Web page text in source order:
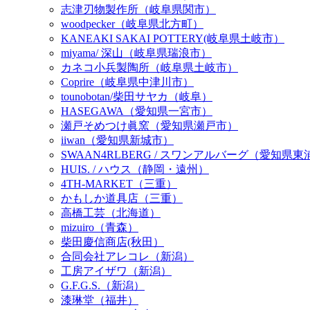
志津刃物製作所（岐阜県関市）
woodpecker（岐阜県北方町）
KANEAKI SAKAI POTTERY(岐阜県土岐市）
miyama/ 深山（岐阜県瑞浪市）
カネコ小兵製陶所（岐阜県土岐市）
Coprire（岐阜県中津川市）
tounobotan/柴田サヤカ（岐阜）
HASEGAWA（愛知県一宮市）
瀬戸そめつけ眞窯（愛知県瀬戸市）
iiwan（愛知県新城市）
SWAAN4RLBERG / スワンアルバーグ（愛知県東
HUIS. / ハウス（静岡・遠州）
4TH-MARKET（三重）
かもしか道具店（三重）
高橋工芸（北海道）
mizuiro（青森）
柴田慶信商店(秋田）
合同会社アレコレ（新潟）
工房アイザワ（新潟）
G.F.G.S.（新潟）
漆琳堂（福井）